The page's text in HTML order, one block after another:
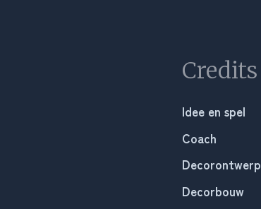
Credits
Idee en spel
Coach
Decorontwerp
Decorbouw